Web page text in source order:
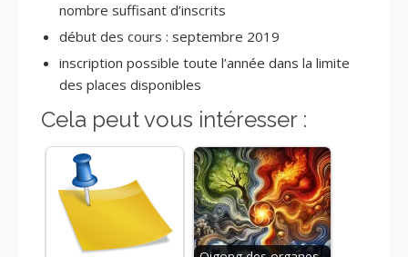
nombre suffisant d’inscrits
début des cours : septembre 2019
inscription possible toute l’année dans la limite
des places disponibles
Cela peut vous intéresser :